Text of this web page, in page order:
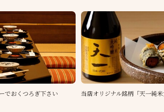
でおくつろぎ下さい 当店オリジナル銘柄「天一純米